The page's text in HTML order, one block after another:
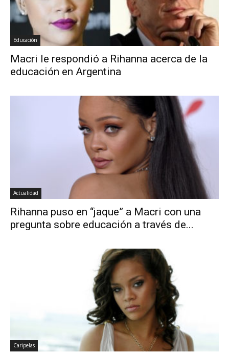
Educación
Macri le respondió a Rihanna acerca de la
educación en Argentina
Actualidad
Rihanna puso en “jaque” a Macri con una
pregunta sobre educación a través de...
Caripelas